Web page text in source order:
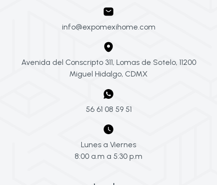
info@expomexihome.com
Avenida del Conscripto 311, Lomas de Sotelo, 11200
Miguel Hidalgo, CDMX
56 61 08 59 51
Lunes a Viernes
8:00 a.m a 5:30 p.m